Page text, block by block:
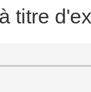
titre